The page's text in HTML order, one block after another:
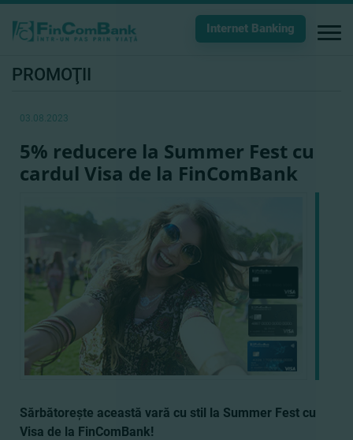
Internet Banking
PROMOŢII
03.08.2023
5% reducere la Summer Fest cu
cardul Visa de la FinComBank
Sărbătoreşte această vară cu stil la Summer Fest cu
Visa de la FinComBank!